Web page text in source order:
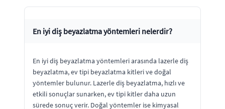
En iyi diş beyazlatma yöntemleri nelerdir?
En iyi diş beyazlatma yöntemleri arasında lazerle diş
beyazlatma, ev tipi beyazlatma kitleri ve doğal
yöntemler bulunur. Lazerle diş beyazlatma, hızlı ve
etkili sonuçlar sunarken, ev tipi kitler daha uzun
sürede sonuç verir. Doğal yöntemler ise kimyasal